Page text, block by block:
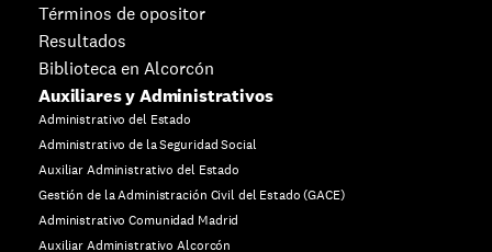
Términos de opositor
Resultados
Biblioteca en Alcorcón
Auxiliares y Administrativos
Administrativo del Estado
Administrativo de la Seguridad Social
Auxiliar Administrativo del Estado
Gestión de la Administración Civil del Estado (GACE)
Administrativo Comunidad Madrid
Auxiliar Administrativo Alcorcón